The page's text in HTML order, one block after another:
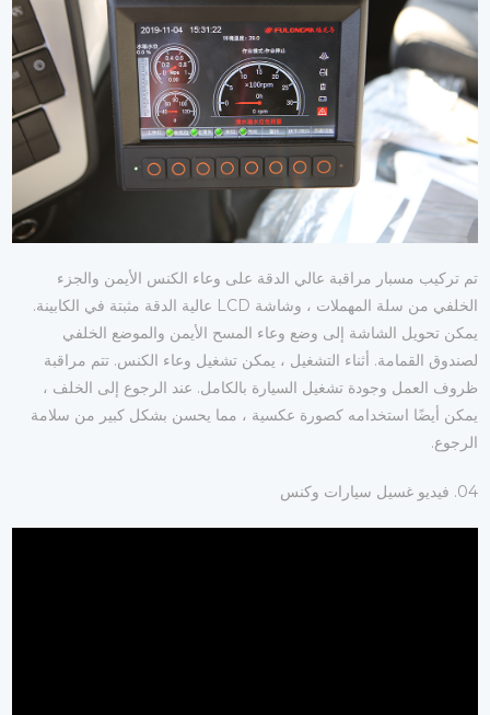
تم تركيب مسبار مراقبة عالي الدقة على وعاء الكنس الأيمن والجزء
الخلفي من سلة المهملات ، وشاشة LCD عالية الدقة مثبتة في الكابينة.
يمكن تحويل الشاشة إلى وضع وعاء المسح الأيمن والموضع الخلفي
لصندوق القمامة. أثناء التشغيل ، يمكن تشغيل وعاء الكنس. تتم مراقبة
ظروف العمل وجودة تشغيل السيارة بالكامل. عند الرجوع إلى الخلف ،
يمكن أيضًا استخدامه كصورة عكسية ، مما يحسن بشكل كبير من سلامة
الرجوع.
04. فيديو غسيل سيارات وكنس